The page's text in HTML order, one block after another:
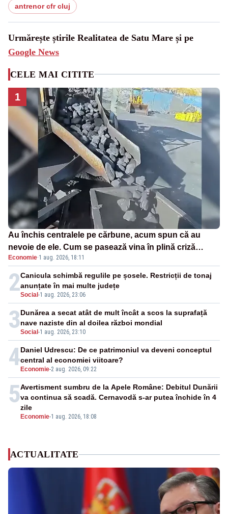
antrenor cfr cluj
Urmărește știrile Realitatea de Satu Mare și pe
Google News
CELE MAI CITITE
1
Au închis centralele pe cărbune, acum spun că au
nevoie de ele. Cum se pasează vina în plină criză
energetică
Economie·1 aug. 2026, 18:11
2Social -1 aug. 2026, 23:06
Canicula schimbă regulile pe șosele. Restricții de tonaj
anunțate în mai multe județe
3Social -1 aug. 2026, 23:10
Dunărea a secat atât de mult încât a scos la suprafață
nave naziste din al doilea război mondial
4 Economie-2 aug. 2026, 09:22
Daniel Udrescu: De ce patrimoniul va deveni conceptul
central al economiei viitoare?
5
Economie-1 aug. 2026, 18:08
Avertisment sumbru de la Apele Române: Debitul Dunării
va continua să scadă. Cernavodă s-ar putea închide în 4
zile
ACTUALITATE